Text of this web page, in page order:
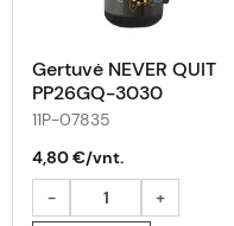
Gertuvė NEVER QUIT
PP26GQ-3030
11P-07835
4,80 €/vnt.
-
+